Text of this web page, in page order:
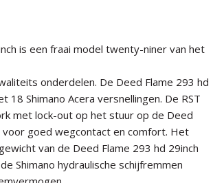
is een fraai model twenty-niner van het
onderdelen. De Deed Flame 293 hd
18 Shimano Acera versnellingen. De RST
met lock-out op het stuur op de Deed
voor goed wegcontact en comfort. Het
van de Deed Flame 293 hd 29inch
Shimano hydraulische schijfremmen